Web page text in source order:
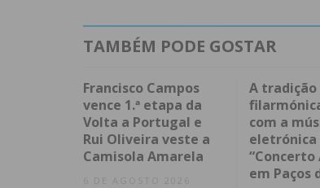
TAMBÉM PODE GOSTAR
Francisco Campos
vence 1.ª etapa da
Volta a Portugal e
Rui Oliveira veste a
Camisola Amarela
6 DE AGOSTO 2026
A tradição
com a
eletrónica
“Concerto
em Paços